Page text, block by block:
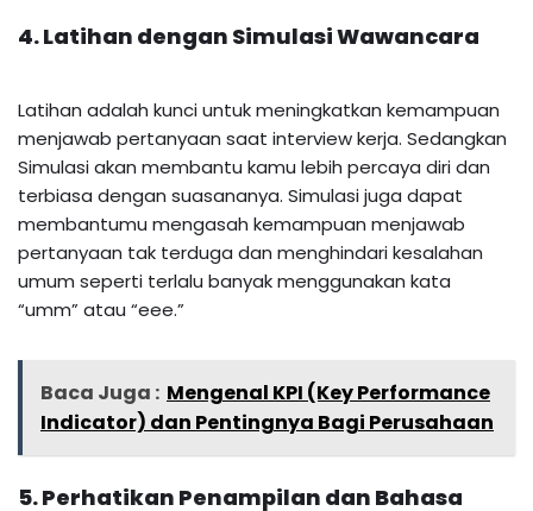
4. Latihan dengan Simulasi Wawancara
Latihan adalah kunci untuk meningkatkan kemampuan
menjawab pertanyaan saat interview kerja. Sedangkan
Simulasi akan membantu kamu lebih percaya diri dan
terbiasa dengan suasananya. Simulasi juga dapat
membantumu mengasah kemampuan menjawab
pertanyaan tak terduga dan menghindari kesalahan
umum seperti terlalu banyak menggunakan kata
“umm” atau “eee.”
Baca Juga : Mengenal KPI (Key Performance
Indicator) dan Pentingnya Bagi Perusahaan
5. Perhatikan Penampilan dan Bahasa